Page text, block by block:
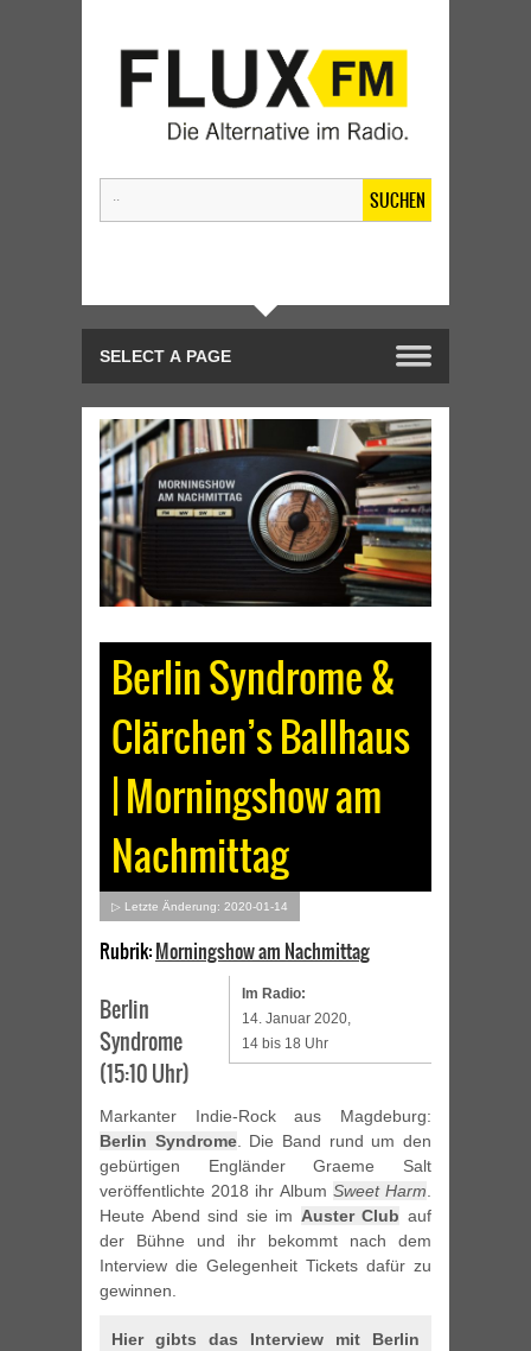
SUCHEN
Berlin Syndrome &
Clärchen’s Ballhaus
| Morningshow am
Nachmittag
▷ Letzte Änderung: 2020-01-14
Rubrik:Morningshow am Nachmittag
Im Radio:
14. Januar 2020,
14 bis 18 Uhr
Berlin
Syndrome
(15:10 Uhr)
Markanter Indie-Rock aus Magdeburg:
Berlin Syndrome. Die Band rund um den
gebürtigen Engländer Graeme Salt
veröffentlichte 2018 ihr Album Sweet Harm.
Heute Abend sind sie im Auster Club auf
der Bühne und ihr bekommt nach dem
Interview die Gelegenheit Tickets dafür zu
gewinnen.
Hier gibts das Interview mit Berlin